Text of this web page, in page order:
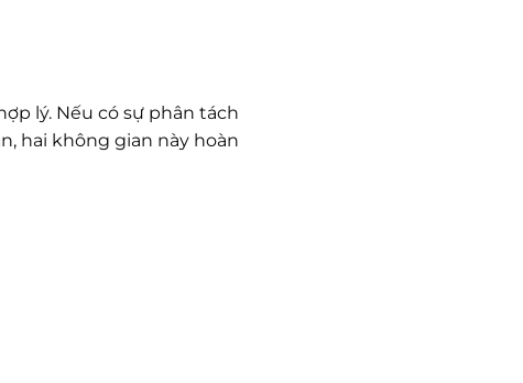
lý. Nếu có sự phân tách
hai không gian này hoàn